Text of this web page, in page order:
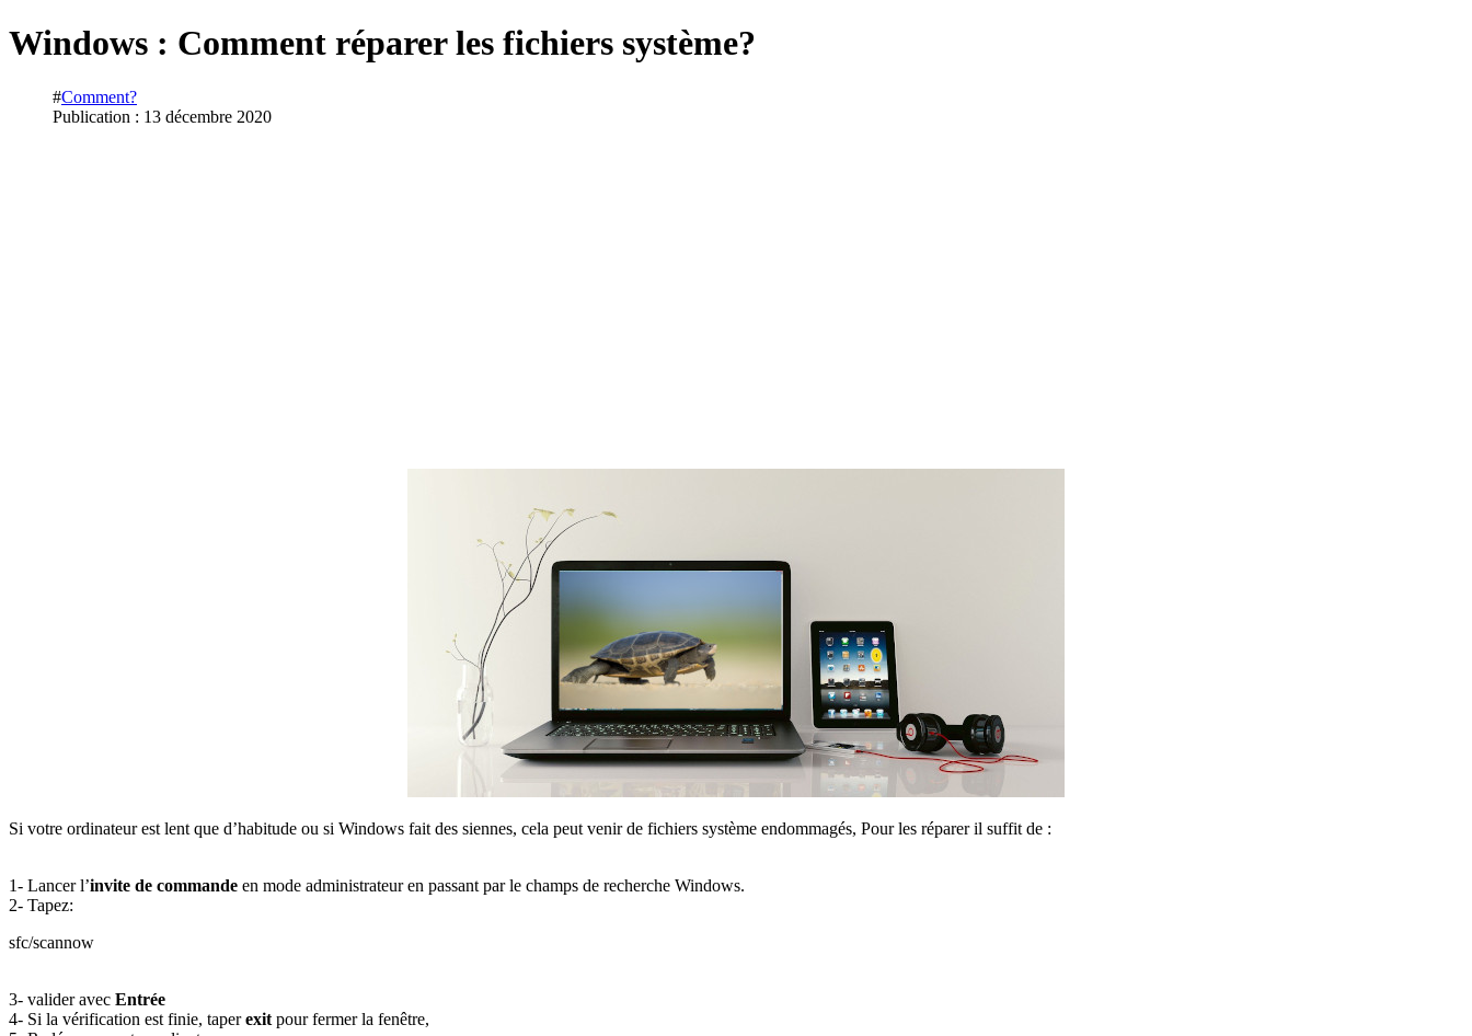
Windows : Comment réparer les fichiers système?
#Comment?
Publication : 13 décembre 2020
Si votre ordinateur est lent que d’habitude ou si Windows fait des siennes, cela peut venir de fichiers système endommagés, Pour les réparer il suffit de :
1- Lancer l’invite de commande en mode administrateur en passant par le champs de recherche Windows.
2- Tapez:
sfc/scannow
3- valider avec Entrée
4- Si la vérification est finie, taperexit pour fermer la fenêtre,